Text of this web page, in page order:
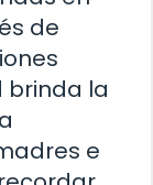
de
brinda la
e